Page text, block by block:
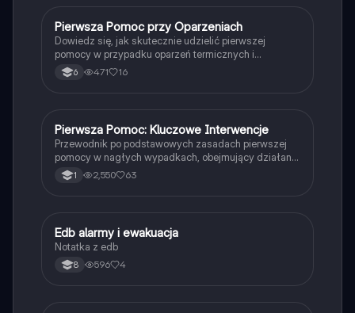
Edukacja dla bezpieczeństwa
Pierwsza Pomoc przy Oparzeniach
Dowiedz się, jak skutecznie udzielić pierwszej
pomocy w przypadku oparzeń termicznych i
chemicznych. Zawiera kluczowe informacje o
przyczynach oparzeń, metodach chłodzenia oraz
6 471 16
Edukacja dla bezpieczeństwa
Pierwsza Pomoc: Kluczowe Interwencje
Przewodnik po podstawowych zasadach pierwszej
pomocy w nagłych wypadkach, obejmujący działania
w przypadku oparzeń, urazów, udarów, cukrzycy i
innych stanów zagrożenia zdrowia. Dowiedz się, jak
1 2,550 63
Edukacja dla bezpieczeństwa
Edb alarmy i ewakuacja
Notatka z edb
8 596 4